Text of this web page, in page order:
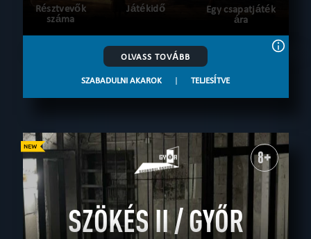
Résztvevők
száma
Játékidő
Egy csapatjáték
ára
OLVASS TOVÁBB
SZABADULNI AKAROK | TELJESÍTVE
8+
SZÖKÉS II / GYŐR